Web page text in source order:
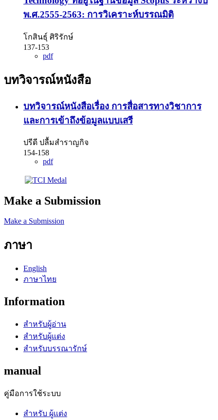
พ.ศ.2555-2563: การวิเคราะห์บรรณมิติ
โกสินธุ์ ศิริรักษ์
137-153
pdf
บทวิจารณ์หนังสือ
บทวิจารณ์หนังสือเรื่อง การสื่อสารทางวิชาการ
และการเข้าถึงข้อมูลแบบเสรี
ปรีดี ปลื้มสำราญกิจ
154-158
pdf
Make a Submission
Make a Submission
ภาษา
English
ภาษาไทย
Information
สำหรับผู้อ่าน
สำหรับผู้แต่ง
สำหรับบรรณารักษ์
manual
คู่มือการใช้ระบบ
สำหรับ ผู้แต่ง